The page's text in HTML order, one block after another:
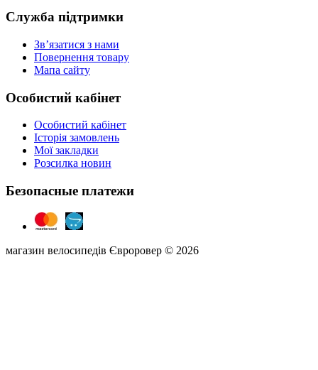
Служба підтримки
Зв’язатися з нами
Повернення товару
Мапа сайту
Особистий кабінет
Особистий кабінет
Історія замовлень
Мої закладки
Розсилка новин
Безопасные платежи
магазин велосипедів Євроровер © 2026